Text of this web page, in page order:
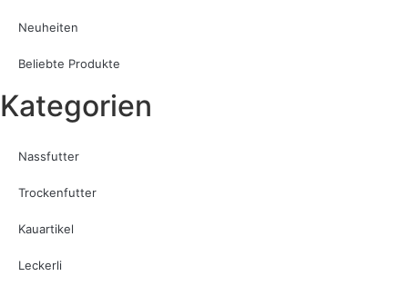
Neuheiten
Beliebte Produkte
Kategorien
Nassfutter
Trockenfutter
Kauartikel
Leckerli